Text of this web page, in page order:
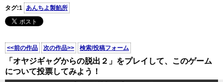
タグ:1 あんちよ製餡所
<<前の作品 次の作品>> 検索/投稿フォーム
「オヤジギャグからの脱出２」をプレイして、このゲーム
について投票してみよう！